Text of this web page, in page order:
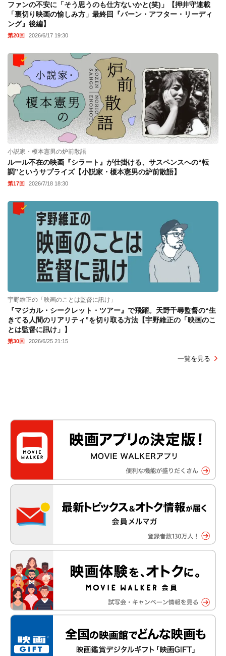
ファンの不安に「そう思うのも仕方ないかと(笑)」【押井守連載
「裏切り映画の愉しみ方」最終回『バーン・アフター・リーディ
ング』後編】
第20回 2026/6/17 19:30
小説家・榎本憲男の炉前散語
ルール不在の映画『シラート』が仕掛ける、サスペンスへの“転
調”というサプライズ【小説家・榎本憲男の炉前散語】
第17回 2026/7/18 18:30
宇野維正の「映画のことは監督に訊け」
『マジカル・シークレット・ツアー』で飛躍。天野千尋監督の“生
きてる人間のリアリティ”を切り取る方法【宇野維正の「映画のこ
とは監督に訊け」】
第30回 2026/6/25 21:15
一覧を見る